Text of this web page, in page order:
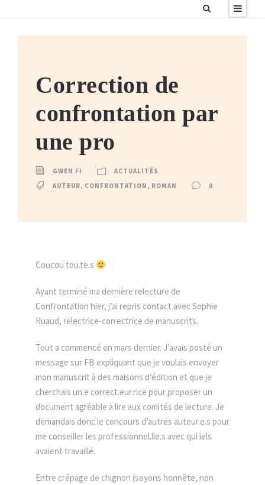
Correction de
confrontation par
une pro
GWEN FI
ACTUALITÉS
AUTEUR, CONFRONTATION , ROMAN 0
Coucou tou.te.s
Ayant terminé ma dernière relecture de
Confrontation hier, j’ai repris contact avec Sophie
Ruaud, relectrice-correctrice de manuscrits.
Tout a commencé en mars dernier. J’avais posté un
message sur FB expliquant que je voulais envoyer
mon manuscrit à des maisons d’édition et que je
cherchais un.e correct.eur.rice pour proposer un
document agréable à lire aux comités de lecture. Je
demandais donc le concours d’autres auteur.e.s pour
me conseiller les professionnel.lle.s avec qui iels
avaient travaillé.
Entre crépage de chignon (soyons honnête, non